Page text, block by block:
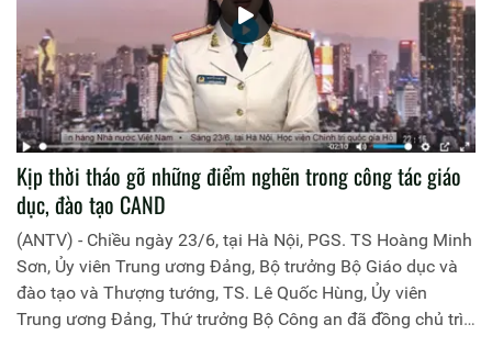
Kịp thời tháo gỡ những điểm nghẽn trong công tác giáo
dục, đào tạo CAND
(ANTV) - Chiều ngày 23/6, tại Hà Nội, PGS. TS Hoàng Minh
Sơn, Ủy viên Trung ương Đảng, Bộ trưởng Bộ Giáo dục và
đào tạo và Thượng tướng, TS. Lê Quốc Hùng, Ủy viên
Trung ương Đảng, Thứ trưởng Bộ Công an đã đồng chủ trì